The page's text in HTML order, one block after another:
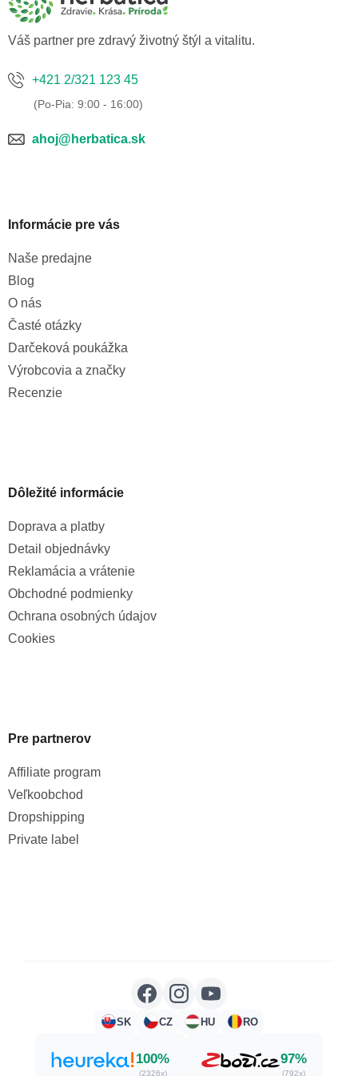
Váš partner pre zdravý životný štýl a vitalitu.
+421 2/321 123 45
ahoj@herbatica.sk
Informácie pre vás
Naše predajne
Blog
O nás
Časté otázky
Darčeková poukážka
Výrobcovia a značky
Recenzie
Dôležité informácie
Doprava a platby
Detail objednávky
Reklamácia a vrátenie
Obchodné podmienky
Ochrana osobných údajov
Cookies
Pre partnerov
Affiliate program
Veľkoobchod
Dropshipping
Private label
SK CZ HU RO
100%
(2326x)
97%
(792x)